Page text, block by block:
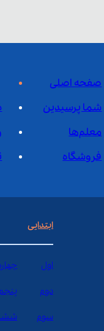
صفحه اصلی
شما پرسیدین
معلم‌ها
فروشگاه
ابتدایی
اول
دوم
سوم